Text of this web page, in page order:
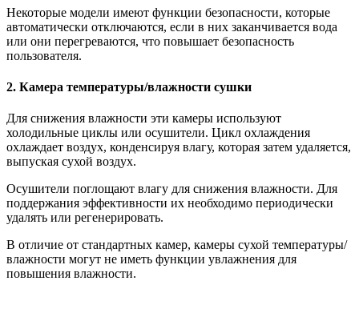
Некоторые модели имеют функции безопасности, которые
автоматически отключаются, если в них заканчивается вода
или они перегреваются, что повышает безопасность
пользователя.
2. Камера температуры/влажности сушки
Для снижения влажности эти камеры используют
холодильные циклы или осушители. Цикл охлаждения
охлаждает воздух, конденсируя влагу, которая затем удаляется,
выпуская сухой воздух.
Осушители поглощают влагу для снижения влажности. Для
поддержания эффективности их необходимо периодически
удалять или регенерировать.
В отличие от стандартных камер, камеры сухой температуры/
влажности могут не иметь функции увлажнения для
повышения влажности.